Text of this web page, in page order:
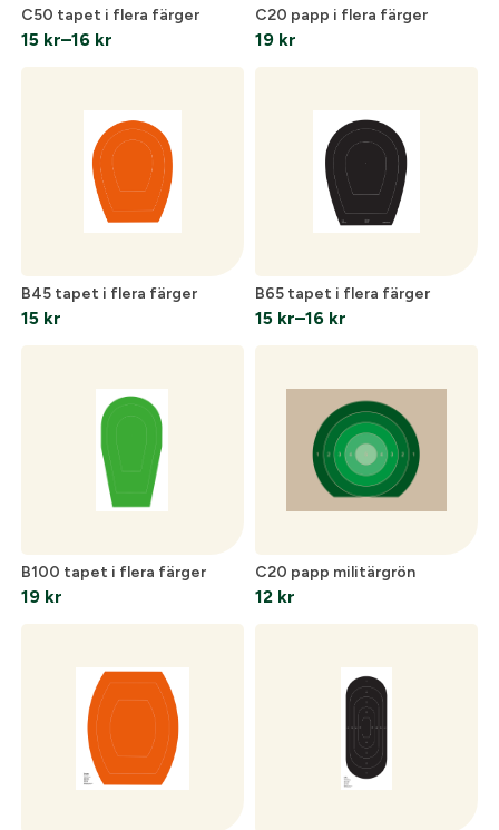
C50 tapet i flera färger
15 kr–16 kr
Prisintervall:
C20 papp i flera färger
19 kr
B45 tapet i flera färger
15 kr
B65 tapet i flera färger
15 kr–16 kr
Prisintervall:
B100 tapet i flera färger
19 kr
C20 papp militärgrön
12 kr